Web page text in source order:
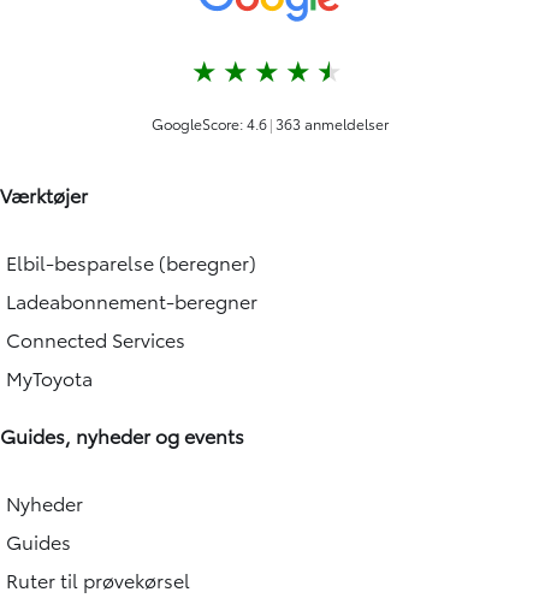
Værktøjer
Elbil-besparelse (beregner)
Ladeabonnement-beregner
Connected Services
MyToyota
Guides, nyheder og events
Nyheder
Guides
Ruter til prøvekørsel